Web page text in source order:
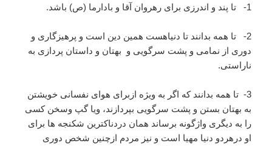
1- تا پند و اندرزی برای رهروان آقا و بادارما (ص) باشد.
2- تا همه بدانند تا دنیاهست همین دین است و پرهیزگاری و
دوری از نمامی و پشت سرگویی و بهتان و داستان پردازی به
ناراستی.
3- تا همه بدانند که اگر به ویژه ازبرای هوای نفسانی خویشتن
به بهتان بستن و پشت سرگویی بپردازند، ویا گپ وسخن کسی
را به دیگری واژگونه برساند همان دردناکترین شکنجه ها برای
او درهردو دنیا مهیا است و نیز مردم ازچنین شخص دوری